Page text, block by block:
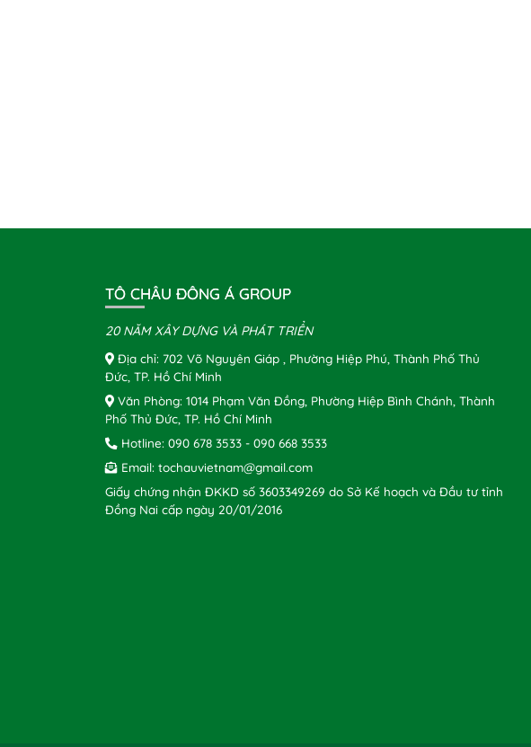
TÔ CHÂU ĐÔNG Á GROUP
20 NĂM XÂY DỰNG VÀ PHÁT TRIỂN
Địa chỉ: 702 Võ Nguyên Giáp , Phường Hiệp Phú, Thành Phố Thủ
Đức, TP. Hồ Chí Minh
Văn Phòng: 1014 Phạm Văn Đồng, Phường Hiệp Bình Chánh, Thành
Phố Thủ Đức, TP. Hồ Chí Minh
Hotline: 090 678 3533 - 090 668 3533
Email: tochauvietnam@gmail.com
Giấy chứng nhận ĐKKD số 3603349269 do Sở Kế hoạch và Đầu tư tỉnh
Đồng Nai cấp ngày 20/01/2016